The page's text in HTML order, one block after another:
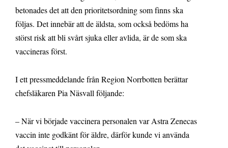
betonades det att den prioritetsordning som finns ska
följas. Det innebär att de äldsta, som också bedöms ha
störst risk att bli svårt sjuka eller avlida, är de som ska
vaccineras först.
I ett pressmeddelande från Region Norrbotten berättar
chefsläkaren Pia Näsvall följande:
– När vi började vaccinera personalen var Astra Zenecas
vaccin inte godkänt för äldre, därför kunde vi använda